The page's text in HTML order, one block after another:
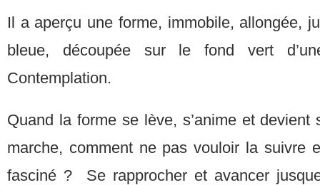
Il a aperçu une forme, immobile, allongée,
bleue, découpée sur le fond vert
Contemplation.
Quand la forme se lève, s’anime et
marche, comment ne pas vouloir la suivre
fasciné ? Se rapprocher et avancer